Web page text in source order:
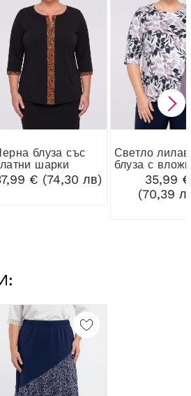
шарки
€ (74,30 лв)
Светло лилава
блуза с
35,99 €
(70,39